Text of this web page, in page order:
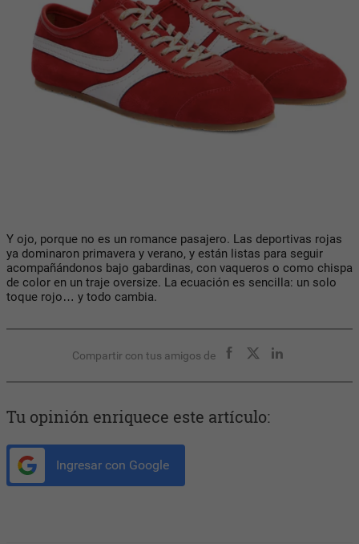
Y ojo, porque no es un romance pasajero. Las deportivas rojas
ya dominaron primavera y verano, y están listas para seguir
acompañándonos bajo gabardinas, con vaqueros o como chispa
de color en un traje oversize. La ecuación es sencilla: un solo
toque rojo… y todo cambia.
Compartir con tus amigos de
Tu opinión enriquece este artículo:
Ingresar con Google